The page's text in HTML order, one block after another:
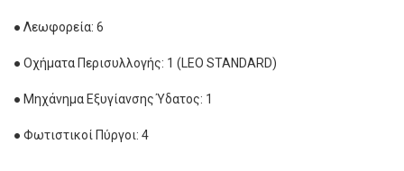
● Λεωφορεία: 6
● Οχήματα Περισυλλογής: 1 (LEO STANDARD)
● Μηχάνημα Εξυγίανσης Ύδατος: 1
● Φωτιστικοί Πύργοι: 4